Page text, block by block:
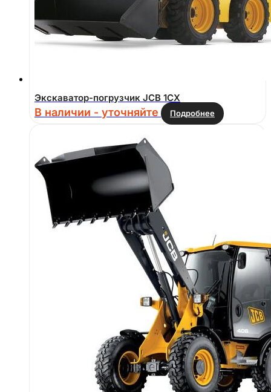
Экскаватор-погрузчик JCB 1CX
В наличии - уточняйте Подробнее